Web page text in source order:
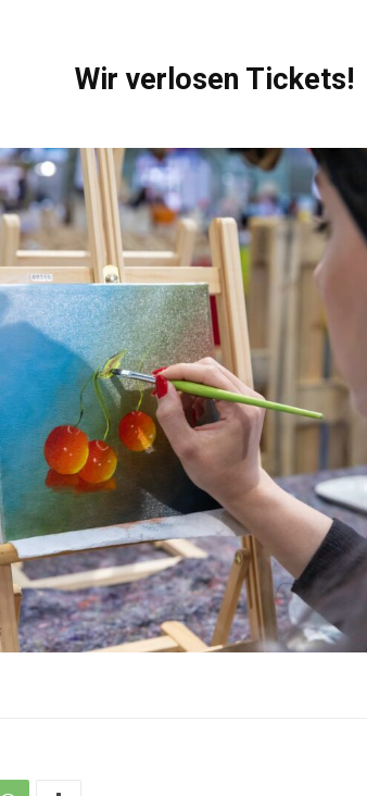
Wir verlosen Tickets!